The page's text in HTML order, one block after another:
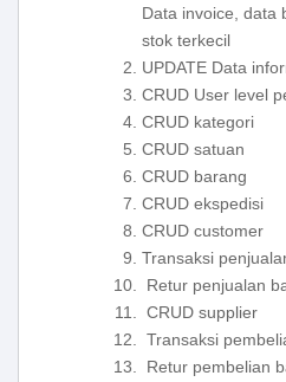
Data invoice, data
stok terkecil
UPDATE Data
CRUD User level
CRUD kategori
CRUD satuan
CRUD barang
CRUD ekspedisi
CRUD customer
Transaksi
Retur penjualan
CRUD supplier
Transaksi
Retur pembelian